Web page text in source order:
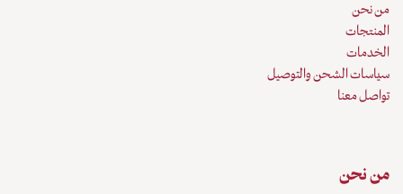
من نحن
المنتجات
الخدمات
سياسات الشحن والتوصيل
تواصل معنا
من نحن